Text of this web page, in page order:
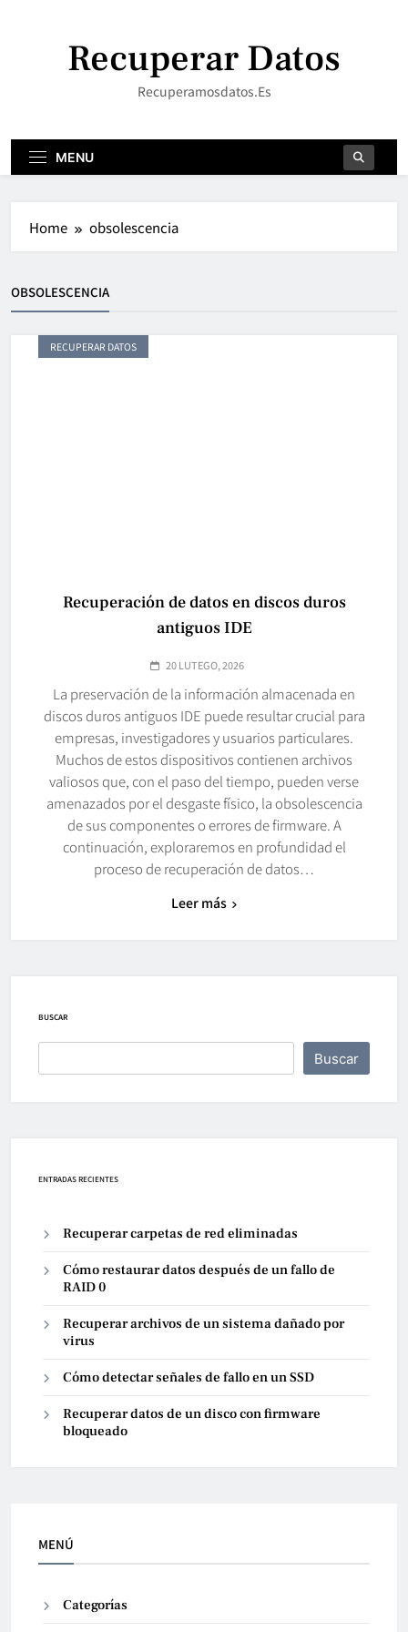
Recuperar Datos
Recuperamosdatos.es
MENU
Home obsolescencia
OBSOLESCENCIA
RECUPERAR DATOS
Recuperación de datos en discos duros
antiguos IDE
20 LUTEGO, 2026
La preservación de la información almacenada en
discos duros antiguos IDE puede resultar crucial para
empresas, investigadores y usuarios particulares.
Muchos de estos dispositivos contienen archivos
valiosos que, con el paso del tiempo, pueden verse
amenazados por el desgaste físico, la obsolescencia
de sus componentes o errores de firmware. A
continuación, exploraremos en profundidad el
proceso de recuperación de datos…
Leer más
BUSCAR
Buscar
ENTRADAS RECIENTES
Recuperar carpetas de red eliminadas
Cómo restaurar datos después de un fallo de
RAID 0
Recuperar archivos de un sistema dañado por
virus
Cómo detectar señales de fallo en un SSD
Recuperar datos de un disco con firmware
bloqueado
MENÚ
Categorías